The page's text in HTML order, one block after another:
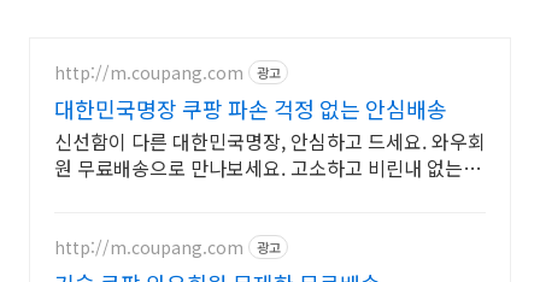
http://m.coupang.com 광고
대한민국명장 쿠팡 파손 걱정 없는 안심배송
신선함이 다른 대한민국명장, 안심하고 드세요. 와우회
원 무료배송으로 만나보세요. 고소하고 비린내 없는 계
http://m.coupang.com 광고